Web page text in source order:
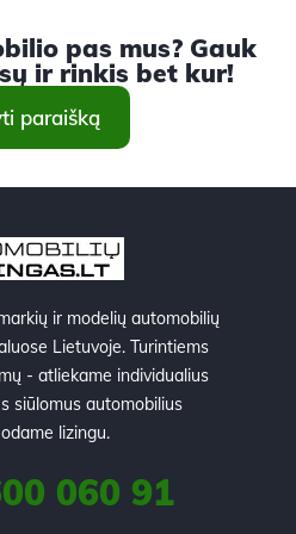
pas mus? Gauk
ir rinkis bet kur!
paraišką
ir modelių automobilių
Lietuvoje. Turintiems
- atliekame individualius
siūlomus automobilius
lizingu.
060 91